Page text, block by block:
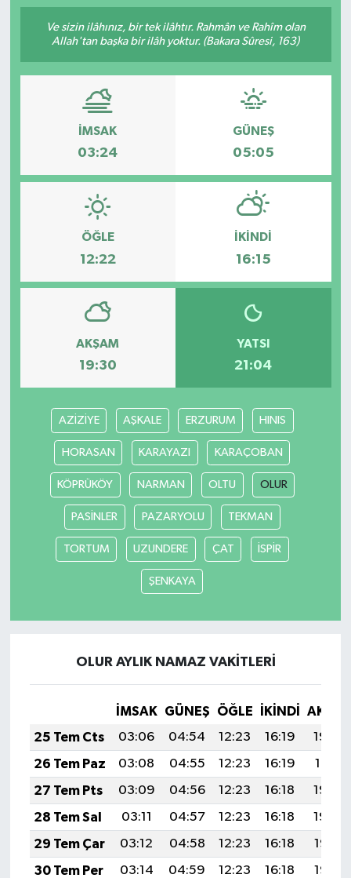
Ve sizin ilâhınız, bir tek ilâhtır. Rahmân ve Rahîm olan
Allah'tan başka bir ilâh yoktur. (Bakara Sûresi, 163)
İMSAK
03:24
GÜNEŞ
05:05
ÖĞLE
12:22
İKINDI
16:15
AKŞAM
19:30
YATSI
21:04
AZİZİYE AŞKALE ERZURUM HINIS
HORASAN KARAYAZI KARAÇOBAN
KÖPRÜKÖY NARMAN OLTU OLUR
PASİNLER PAZARYOLU TEKMAN
TORTUM UZUNDERE ÇAT İSPİR
ŞENKAYA
OLUR AYLIK NAMAZ VAKITLERI
İMSAK GÜNEŞ ÖĞLE İKINDI
25 Tem Cts
03:06 04:54 12:23 16:19
19:42
26 Tem Paz
03:08 04:55 12:23 16:19
19:41
27 Tem Pts
03:09 04:56 12:23 16:18
19:40
28 Tem Sal
03:11 04:57 12:23 16:18
19:39
29 Tem Çar
03:12 04:58 12:23 16:18
19:38
30 Tem Per
03:14 04:59 12:23 16:18
19:37